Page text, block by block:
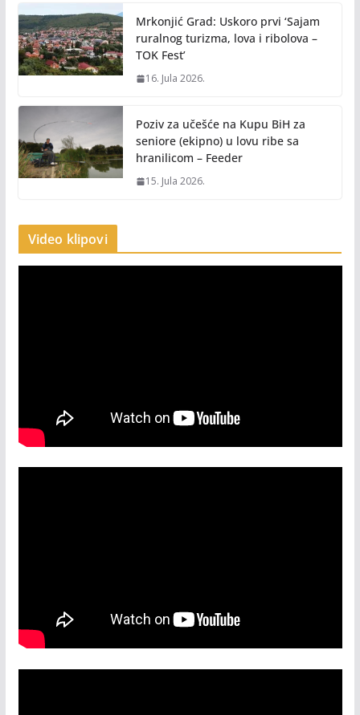
Mrkonjić Grad: Uskoro prvi ‘Sajam
ruralnog turizma, lova i ribolova –
TOK Fest’
16. Jula 2026.
Poziv za učešće na Kupu BiH za
seniore (ekipno) u lovu ribe sa
hranilicom – Feeder
15. Jula 2026.
Video klipovi